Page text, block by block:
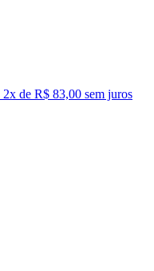
2x de R$ 83,00 sem juros